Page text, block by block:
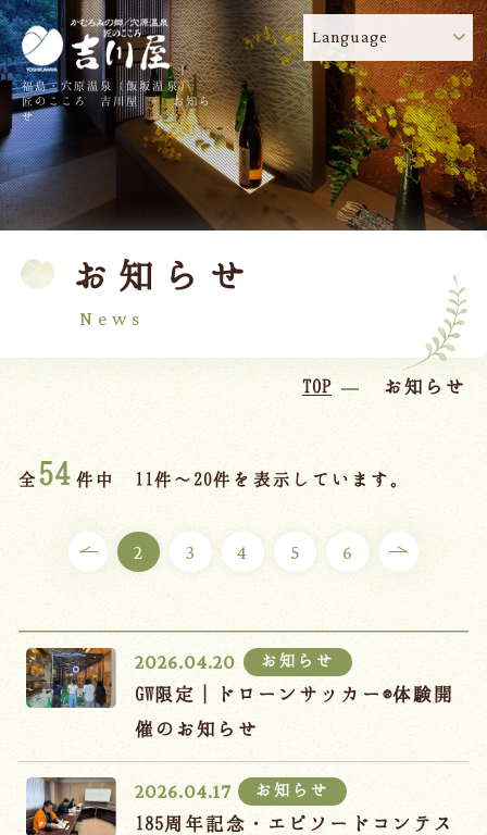
福島・穴原温泉（飯坂温泉）
匠のこころ 吉川屋 - お知ら
せ
Language
お知らせ
News
TOP お知らせ
全54 件中 11件～20件を表示しています。
2 3 4 5 6
2026.04.20 お知らせ
GW限定｜ドローンサッカー®体験開
催のお知らせ
2026.04.17 お知らせ
185周年記念・エピソードコンテス
! 吉川屋のコロナウイルス感染症対策について
TOP 吉川屋について
温泉 客室
料理
館内
ご宿泊プラン
お部屋からプランを選ぶ
空室カレンダーから選ぶ
会議・団体 吉川屋で過ごす特別な日
お知らせ よくあるご質問